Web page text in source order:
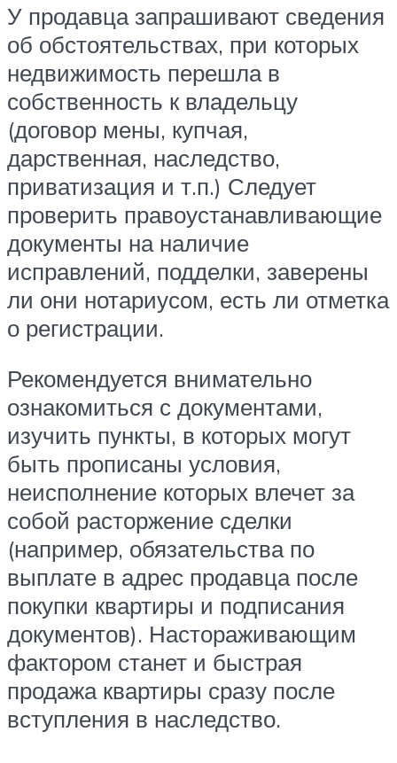
У продавца запрашивают сведения
об обстоятельствах, при которых
недвижимость перешла в
собственность к владельцу
(договор мены, купчая,
дарственная, наследство,
приватизация и т.п.) Следует
проверить правоустанавливающие
документы на наличие
исправлений, подделки, заверены
ли они нотариусом, есть ли отметка
о регистрации.
Рекомендуется внимательно
ознакомиться с документами,
изучить пункты, в которых могут
быть прописаны условия,
неисполнение которых влечет за
собой расторжение сделки
(например, обязательства по
выплате в адрес продавца после
покупки квартиры и подписания
документов). Настораживающим
фактором станет и быстрая
продажа квартиры сразу после
вступления в наследство.